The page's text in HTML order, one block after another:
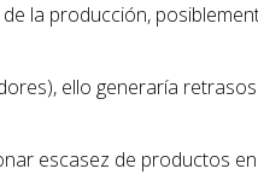
la producción,
ello generaría
escasez de productos